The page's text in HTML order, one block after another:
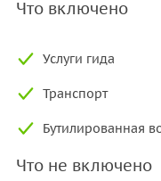
Что включено
Услуги гида
Транспорт
Бутилированная
Что не включено